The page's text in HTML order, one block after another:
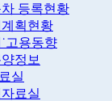
등록현황
계획현황
고용동향
정보
실
료실